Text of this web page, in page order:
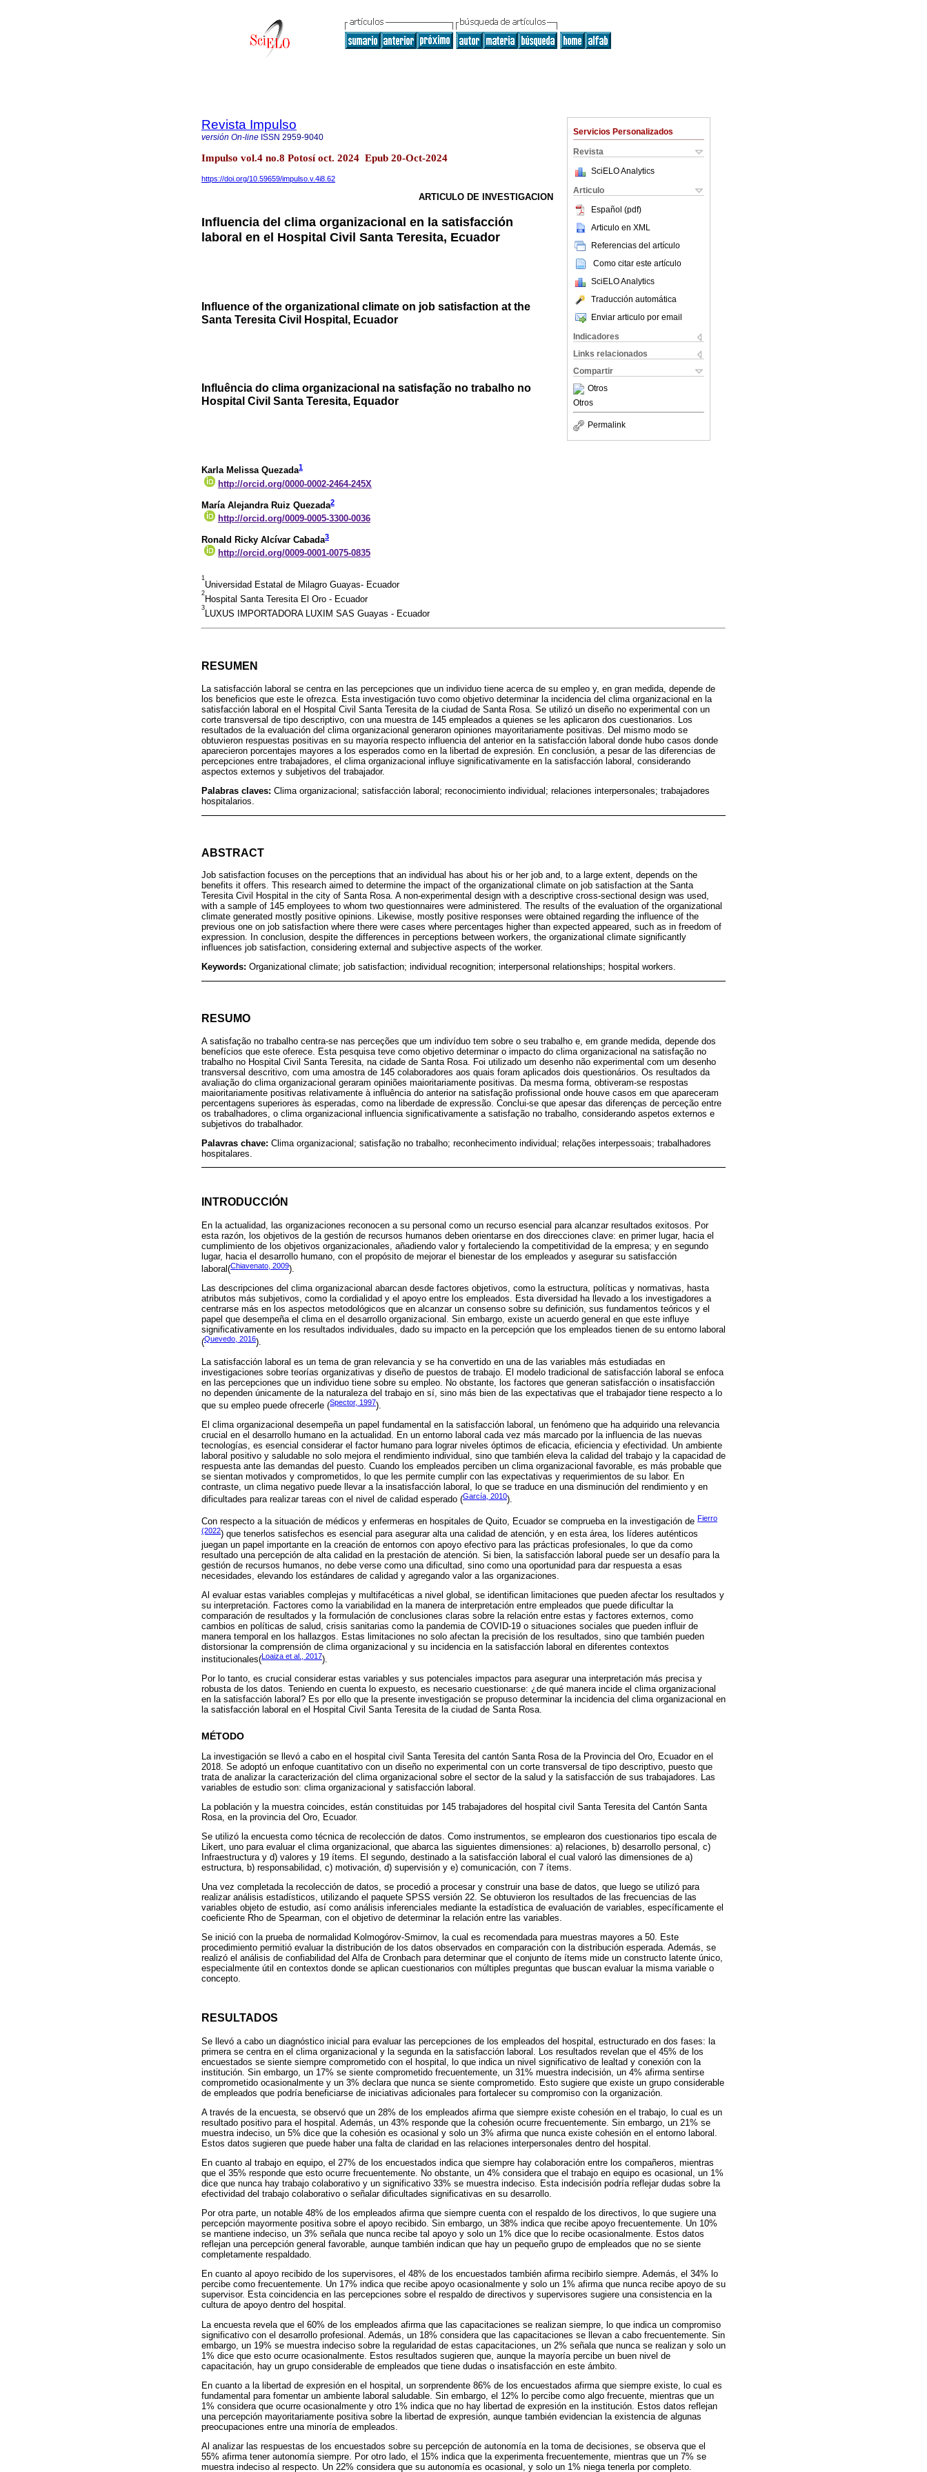
Servicios Personalizados
Revista
SciELO Analytics
Articulo
Español (pdf)
Articulo en XML
Referencias del artículo
Como citar este artículo
SciELO Analytics
Traducción automática
Enviar articulo por email
Indicadores
Links relacionados
Compartir
Otros
Otros
Permalink
Revista Impulso
versión On-line ISSN 2959-9040
Impulso vol.4 no.8 Potosí oct. 2024 Epub 20-Oct-2024
https://doi.org/10.59659/impulso.v.4i8.62
ARTICULO DE INVESTIGACION
Influencia del clima organizacional en la satisfacción
laboral en el Hospital Civil Santa Teresita, Ecuador
Influence of the organizational climate on job satisfaction at the
Santa Teresita Civil Hospital, Ecuador
Influência do clima organizacional na satisfação no trabalho no
Hospital Civil Santa Teresita, Equador
Karla Melissa Quezada1
http://orcid.org/0000-0002-2464-245X
María Alejandra Ruiz Quezada2
http://orcid.org/0009-0005-3300-0036
Ronald Ricky Alcívar Cabada3
http://orcid.org/0009-0001-0075-0835
1
Universidad Estatal de Milagro Guayas- Ecuador
2
Hospital Santa Teresita El Oro - Ecuador
3
LUXUS IMPORTADORA LUXIM SAS Guayas - Ecuador
RESUMEN
La satisfacción laboral se centra en las percepciones que un individuo tiene acerca de su empleo y, en gran medida, depende de
los beneficios que este le ofrezca. Esta investigación tuvo como objetivo determinar la incidencia del clima organizacional en la
satisfacción laboral en el Hospital Civil Santa Teresita de la ciudad de Santa Rosa. Se utilizó un diseño no experimental con un
corte transversal de tipo descriptivo, con una muestra de 145 empleados a quienes se les aplicaron dos cuestionarios. Los
resultados de la evaluación del clima organizacional generaron opiniones mayoritariamente positivas. Del mismo modo se
obtuvieron respuestas positivas en su mayoría respecto influencia del anterior en la satisfacción laboral donde hubo casos donde
aparecieron porcentajes mayores a los esperados como en la libertad de expresión. En conclusión, a pesar de las diferencias de
percepciones entre trabajadores, el clima organizacional influye significativamente en la satisfacción laboral, considerando
aspectos externos y subjetivos del trabajador.
Palabras claves: Clima organizacional; satisfacción laboral; reconocimiento individual; relaciones interpersonales; trabajadores
hospitalarios.
ABSTRACT
Job satisfaction focuses on the perceptions that an individual has about his or her job and, to a large extent, depends on the
benefits it offers. This research aimed to determine the impact of the organizational climate on job satisfaction at the Santa
Teresita Civil Hospital in the city of Santa Rosa. A non-experimental design with a descriptive cross-sectional design was used,
with a sample of 145 employees to whom two questionnaires were administered. The results of the evaluation of the organizational
climate generated mostly positive opinions. Likewise, mostly positive responses were obtained regarding the influence of the
previous one on job satisfaction where there were cases where percentages higher than expected appeared, such as in freedom of
expression. In conclusion, despite the differences in perceptions between workers, the organizational climate significantly
influences job satisfaction, considering external and subjective aspects of the worker.
Keywords: Organizational climate; job satisfaction; individual recognition; interpersonal relationships; hospital workers.
RESUMO
A satisfação no trabalho centra-se nas perceções que um indivíduo tem sobre o seu trabalho e, em grande medida, depende dos
benefícios que este oferece. Esta pesquisa teve como objetivo determinar o impacto do clima organizacional na satisfação no
trabalho no Hospital Civil Santa Teresita, na cidade de Santa Rosa. Foi utilizado um desenho não experimental com um desenho
transversal descritivo, com uma amostra de 145 colaboradores aos quais foram aplicados dois questionários. Os resultados da
avaliação do clima organizacional geraram opiniões maioritariamente positivas. Da mesma forma, obtiveram-se respostas
maioritariamente positivas relativamente à influência do anterior na satisfação profissional onde houve casos em que apareceram
percentagens superiores às esperadas, como na liberdade de expressão. Conclui-se que apesar das diferenças de perceção entre
os trabalhadores, o clima organizacional influencia significativamente a satisfação no trabalho, considerando aspetos externos e
subjetivos do trabalhador.
Palavras chave: Clima organizacional; satisfação no trabalho; reconhecimento individual; relações interpessoais; trabalhadores
hospitalares.
INTRODUCCIÓN
En la actualidad, las organizaciones reconocen a su personal como un recurso esencial para alcanzar resultados exitosos. Por
esta razón, los objetivos de la gestión de recursos humanos deben orientarse en dos direcciones clave: en primer lugar, hacia el
cumplimiento de los objetivos organizacionales, añadiendo valor y fortaleciendo la competitividad de la empresa; y en segundo
lugar, hacia el desarrollo humano, con el propósito de mejorar el bienestar de los empleados y asegurar su satisfacción
laboral(Chiavenato, 2009).
Las descripciones del clima organizacional abarcan desde factores objetivos, como la estructura, políticas y normativas, hasta
atributos más subjetivos, como la cordialidad y el apoyo entre los empleados. Esta diversidad ha llevado a los investigadores a
centrarse más en los aspectos metodológicos que en alcanzar un consenso sobre su definición, sus fundamentos teóricos y el
papel que desempeña el clima en el desarrollo organizacional. Sin embargo, existe un acuerdo general en que este influye
significativamente en los resultados individuales, dado su impacto en la percepción que los empleados tienen de su entorno laboral
(Quevedo, 2016).
La satisfacción laboral es un tema de gran relevancia y se ha convertido en una de las variables más estudiadas en
investigaciones sobre teorías organizativas y diseño de puestos de trabajo. El modelo tradicional de satisfacción laboral se enfoca
en las percepciones que un individuo tiene sobre su empleo. No obstante, los factores que generan satisfacción o insatisfacción
no dependen únicamente de la naturaleza del trabajo en sí, sino más bien de las expectativas que el trabajador tiene respecto a lo
que su empleo puede ofrecerle (Spector, 1997).
El clima organizacional desempeña un papel fundamental en la satisfacción laboral, un fenómeno que ha adquirido una relevancia
crucial en el desarrollo humano en la actualidad. En un entorno laboral cada vez más marcado por la influencia de las nuevas
tecnologías, es esencial considerar el factor humano para lograr niveles óptimos de eficacia, eficiencia y efectividad. Un ambiente
laboral positivo y saludable no solo mejora el rendimiento individual, sino que también eleva la calidad del trabajo y la capacidad de
respuesta ante las demandas del puesto. Cuando los empleados perciben un clima organizacional favorable, es más probable que
se sientan motivados y comprometidos, lo que les permite cumplir con las expectativas y requerimientos de su labor. En
contraste, un clima negativo puede llevar a la insatisfacción laboral, lo que se traduce en una disminución del rendimiento y en
dificultades para realizar tareas con el nivel de calidad esperado (García, 2010).
Con respecto a la situación de médicos y enfermeras en hospitales de Quito, Ecuador se comprueba en la investigación de Fierro
(2022) que tenerlos satisfechos es esencial para asegurar alta una calidad de atención, y en esta área, los líderes auténticos
juegan un papel importante en la creación de entornos con apoyo efectivo para las prácticas profesionales, lo que da como
resultado una percepción de alta calidad en la prestación de atención. Si bien, la satisfacción laboral puede ser un desafío para la
gestión de recursos humanos, no debe verse como una dificultad, sino como una oportunidad para dar respuesta a esas
necesidades, elevando los estándares de calidad y agregando valor a las organizaciones.
Al evaluar estas variables complejas y multifacéticas a nivel global, se identifican limitaciones que pueden afectar los resultados y
su interpretación. Factores como la variabilidad en la manera de interpretación entre empleados que puede dificultar la
comparación de resultados y la formulación de conclusiones claras sobre la relación entre estas y factores externos, como
cambios en políticas de salud, crisis sanitarias como la pandemia de COVID-19 o situaciones sociales que pueden influir de
manera temporal en los hallazgos. Estas limitaciones no solo afectan la precisión de los resultados, sino que también pueden
distorsionar la comprensión de clima organizacional y su incidencia en la satisfacción laboral en diferentes contextos
institucionales(Loaiza et al., 2017).
Por lo tanto, es crucial considerar estas variables y sus potenciales impactos para asegurar una interpretación más precisa y
robusta de los datos. Teniendo en cuenta lo expuesto, es necesario cuestionarse: ¿de qué manera incide el clima organizacional
en la satisfacción laboral? Es por ello que la presente investigación se propuso determinar la incidencia del clima organizacional en
la satisfacción laboral en el Hospital Civil Santa Teresita de la ciudad de Santa Rosa.
MÉTODO
La investigación se llevó a cabo en el hospital civil Santa Teresita del cantón Santa Rosa de la Provincia del Oro, Ecuador en el
2018. Se adoptó un enfoque cuantitativo con un diseño no experimental con un corte transversal de tipo descriptivo, puesto que
trata de analizar la caracterización del clima organizacional sobre el sector de la salud y la satisfacción de sus trabajadores. Las
variables de estudio son: clima organizacional y satisfacción laboral.
La población y la muestra coincides, están constituidas por 145 trabajadores del hospital civil Santa Teresita del Cantón Santa
Rosa, en la provincia del Oro, Ecuador.
Se utilizó la encuesta como técnica de recolección de datos. Como instrumentos, se emplearon dos cuestionarios tipo escala de
Likert, uno para evaluar el clima organizacional, que abarca las siguientes dimensiones: a) relaciones, b) desarrollo personal, c)
Infraestructura y d) valores y 19 ítems. El segundo, destinado a la satisfacción laboral el cual valoró las dimensiones de a)
estructura, b) responsabilidad, c) motivación, d) supervisión y e) comunicación, con 7 ítems.
Una vez completada la recolección de datos, se procedió a procesar y construir una base de datos, que luego se utilizó para
realizar análisis estadísticos, utilizando el paquete SPSS versión 22. Se obtuvieron los resultados de las frecuencias de las
variables objeto de estudio, así como análisis inferenciales mediante la estadística de evaluación de variables, específicamente el
coeficiente Rho de Spearman, con el objetivo de determinar la relación entre las variables.
Se inició con la prueba de normalidad Kolmogórov-Smirnov, la cual es recomendada para muestras mayores a 50. Este
procedimiento permitió evaluar la distribución de los datos observados en comparación con la distribución esperada. Además, se
realizó el análisis de confiabilidad del Alfa de Cronbach para determinar que el conjunto de ítems mide un constructo latente único,
especialmente útil en contextos donde se aplican cuestionarios con múltiples preguntas que buscan evaluar la misma variable o
concepto.
RESULTADOS
Se llevó a cabo un diagnóstico inicial para evaluar las percepciones de los empleados del hospital, estructurado en dos fases: la
primera se centra en el clima organizacional y la segunda en la satisfacción laboral. Los resultados revelan que el 45% de los
encuestados se siente siempre comprometido con el hospital, lo que indica un nivel significativo de lealtad y conexión con la
institución. Sin embargo, un 17% se siente comprometido frecuentemente, un 31% muestra indecisión, un 4% afirma sentirse
comprometido ocasionalmente y un 3% declara que nunca se siente comprometido. Esto sugiere que existe un grupo considerable
de empleados que podría beneficiarse de iniciativas adicionales para fortalecer su compromiso con la organización.
A través de la encuesta, se observó que un 28% de los empleados afirma que siempre existe cohesión en el trabajo, lo cual es un
resultado positivo para el hospital. Además, un 43% responde que la cohesión ocurre frecuentemente. Sin embargo, un 21% se
muestra indeciso, un 5% dice que la cohesión es ocasional y solo un 3% afirma que nunca existe cohesión en el entorno laboral.
Estos datos sugieren que puede haber una falta de claridad en las relaciones interpersonales dentro del hospital.
En cuanto al trabajo en equipo, el 27% de los encuestados indica que siempre hay colaboración entre los compañeros, mientras
que el 35% responde que esto ocurre frecuentemente. No obstante, un 4% considera que el trabajo en equipo es ocasional, un 1%
dice que nunca hay trabajo colaborativo y un significativo 33% se muestra indeciso. Esta indecisión podría reflejar dudas sobre la
efectividad del trabajo colaborativo o señalar dificultades significativas en su desarrollo.
Por otra parte, un notable 48% de los empleados afirma que siempre cuenta con el respaldo de los directivos, lo que sugiere una
percepción mayormente positiva sobre el apoyo recibido. Sin embargo, un 38% indica que recibe apoyo frecuentemente. Un 10%
se mantiene indeciso, un 3% señala que nunca recibe tal apoyo y solo un 1% dice que lo recibe ocasionalmente. Estos datos
reflejan una percepción general favorable, aunque también indican que hay un pequeño grupo de empleados que no se siente
completamente respaldado.
En cuanto al apoyo recibido de los supervisores, el 48% de los encuestados también afirma recibirlo siempre. Además, el 34% lo
percibe como frecuentemente. Un 17% indica que recibe apoyo ocasionalmente y solo un 1% afirma que nunca recibe apoyo de su
supervisor. Esta coincidencia en las percepciones sobre el respaldo de directivos y supervisores sugiere una consistencia en la
cultura de apoyo dentro del hospital.
La encuesta revela que el 60% de los empleados afirma que las capacitaciones se realizan siempre, lo que indica un compromiso
significativo con el desarrollo profesional. Además, un 18% considera que las capacitaciones se llevan a cabo frecuentemente. Sin
embargo, un 19% se muestra indeciso sobre la regularidad de estas capacitaciones, un 2% señala que nunca se realizan y solo un
1% dice que esto ocurre ocasionalmente. Estos resultados sugieren que, aunque la mayoría percibe un buen nivel de
capacitación, hay un grupo considerable de empleados que tiene dudas o insatisfacción en este ámbito.
En cuanto a la libertad de expresión en el hospital, un sorprendente 86% de los encuestados afirma que siempre existe, lo cual es
fundamental para fomentar un ambiente laboral saludable. Sin embargo, el 12% lo percibe como algo frecuente, mientras que un
1% considera que ocurre ocasionalmente y otro 1% indica que no hay libertad de expresión en la institución. Estos datos reflejan
una percepción mayoritariamente positiva sobre la libertad de expresión, aunque también evidencian la existencia de algunas
preocupaciones entre una minoría de empleados.
Al analizar las respuestas de los encuestados sobre su percepción de autonomía en la toma de decisiones, se observa que el
55% afirma tener autonomía siempre. Por otro lado, el 15% indica que la experimenta frecuentemente, mientras que un 7% se
muestra indeciso al respecto. Un 22% considera que su autonomía es ocasional, y solo un 1% niega tenerla por completo.